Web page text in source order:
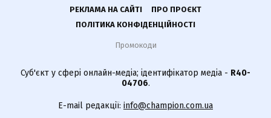
РЕКЛАМА НА САЙТІ
ПРО ПРОЄКТ
ПОЛІТИКА КОНФІДЕНЦІЙНОСТІ
Промокоди
Суб'єкт у сфері онлайн-медіа; ідентифікатор медіа - R40-
04706.
E-mail редакції: info@champion.com.ua